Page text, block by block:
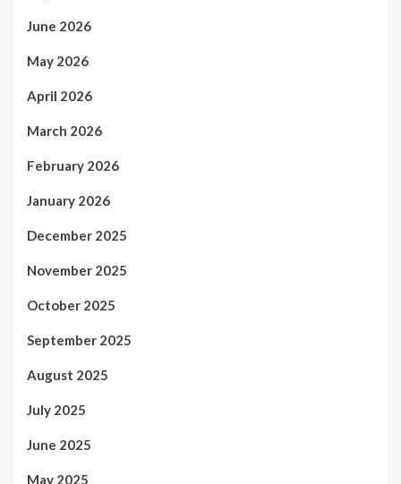
June 2026
May 2026
April 2026
March 2026
February 2026
January 2026
December 2025
November 2025
October 2025
September 2025
August 2025
July 2025
June 2025
May 2025